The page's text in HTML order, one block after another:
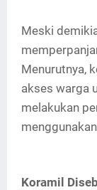
Meski
Menurutnya,
akses warga
melakukan
Koramil